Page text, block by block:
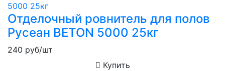
Отделочный ровнитель для полов
Русеан BETON 5000 25кг
240 руб/шт
Купить